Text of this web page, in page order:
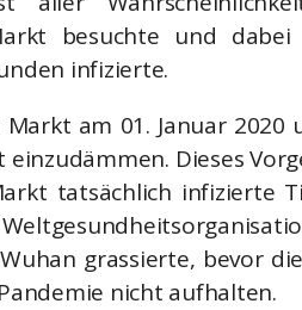
besuchte und
infizierte.
am 01. Januar
einzudämmen. Dieses
tatsächlich infizierte
grassierte, bevor
nicht aufhalten.